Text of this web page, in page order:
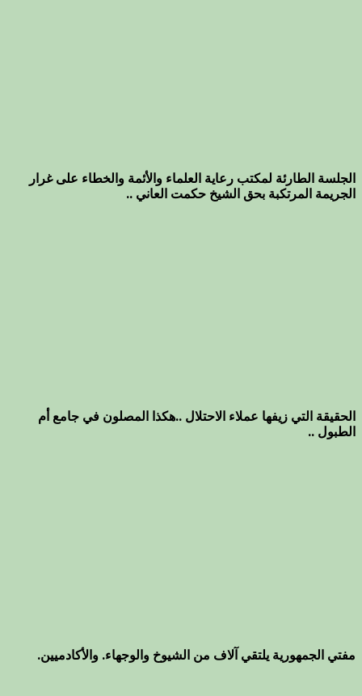
الجلسة الطارئة لمكتب رعاية العلماء والأئمة والخطاء على غرار
الجريمة المرتكبة بحق الشيخ حكمت العاني ..
الحقيقة التي زيفها عملاء الاحتلال ..هكذا المصلون في جامع أم
الطبول ..
مفتي الجمهورية يلتقي آلاف من الشيوخ والوجهاء. والأكادميين.